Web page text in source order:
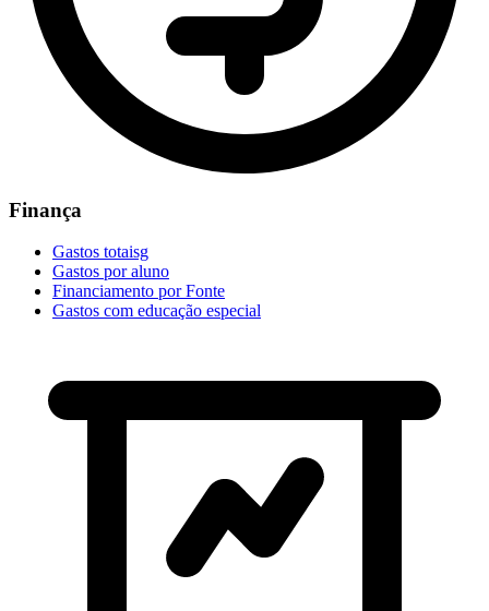
Finança
Gastos totaisg
Gastos por aluno
Financiamento por Fonte
Gastos com educação especial